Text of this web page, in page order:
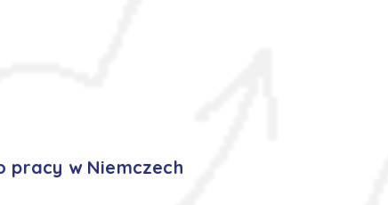
pracy w Niemczech